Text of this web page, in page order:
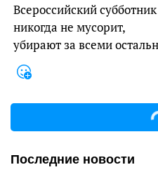
Всероссийский
никогда не мусорит,
убирают за всеми
Последние новости